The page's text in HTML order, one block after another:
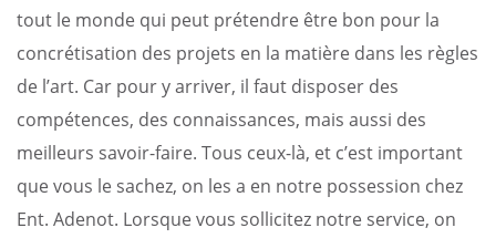
tout le monde qui peut prétendre être bon pour la
concrétisation des projets en la matière dans les règles
de l’art. Car pour y arriver, il faut disposer des
compétences, des connaissances, mais aussi des
meilleurs savoir-faire. Tous ceux-là, et c’est important
que vous le sachez, on les a en notre possession chez
Ent. Adenot. Lorsque vous sollicitez notre service, on